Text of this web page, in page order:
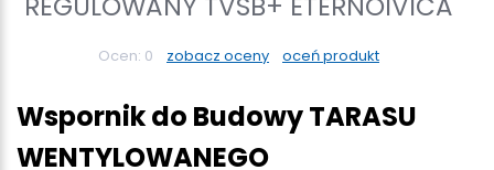
Ocen: 0 zobacz oceny oceń produkt
Wspornik do Budowy TARASU
WENTYLOWANEGO